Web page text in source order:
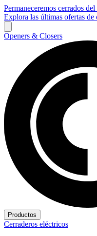
Permaneceremos cerrados
Explora las últimas ofertas de
Openers & Closers
Productos
Cerraderos eléctricos